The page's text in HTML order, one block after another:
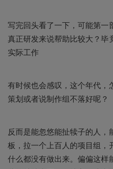
写完回头看了一下，可能第
真正研发来说帮助比较大？毕
实际工作
有时候也会感叹，这个年代，
策划或者说制作组不落好呢？
反而是能忽悠能扯犊子的人
板，拉一个上百人的项目组
什么都没有做出来。偏偏这样